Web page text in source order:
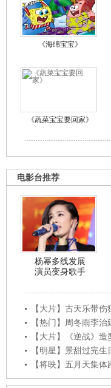
《海绵宝宝》
《蔬菜宝宝要回家》
电影台推荐
杨幂多线发展
演员变身歌手
【大片】古天乐带伤
【热门】周冬雨李治
【大片】《逆战》造
【明星】景甜过完
【将映】五月天集